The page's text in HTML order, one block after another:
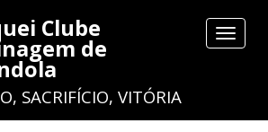
Toggle
Clube
de
SACRIFÍCIO, VITÓRIA